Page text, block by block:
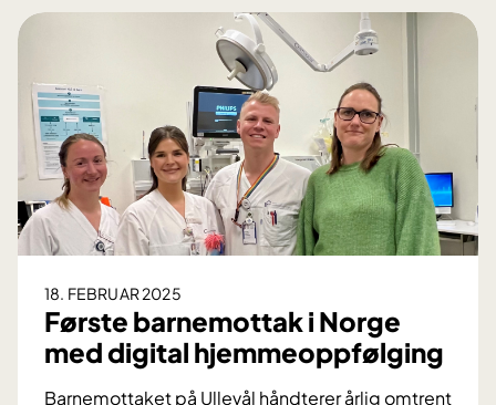
18. FEBRUAR 2025
Første barnemottak i Norge
med digital hjemmeoppfølging
Barnemottaket på Ullevål håndterer årlig omtrent